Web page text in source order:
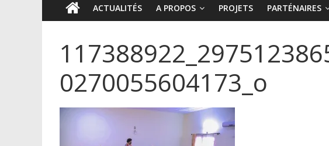
ACTUALITÉS A PROPOS PROJETS PARTÉNAIRES
0270055604173_o